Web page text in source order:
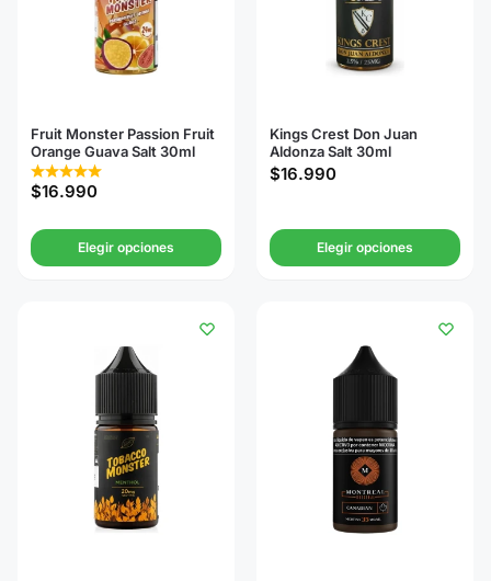
Fruit Monster Passion Fruit
Orange Guava Salt 30ml
$16.990
Elegir opciones
Kings Crest Don Juan
Aldonza Salt 30ml
$16.990
Elegir opciones